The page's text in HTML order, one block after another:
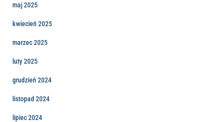
maj 2025
kwiecień 2025
marzec 2025
luty 2025
grudzień 2024
listopad 2024
lipiec 2024